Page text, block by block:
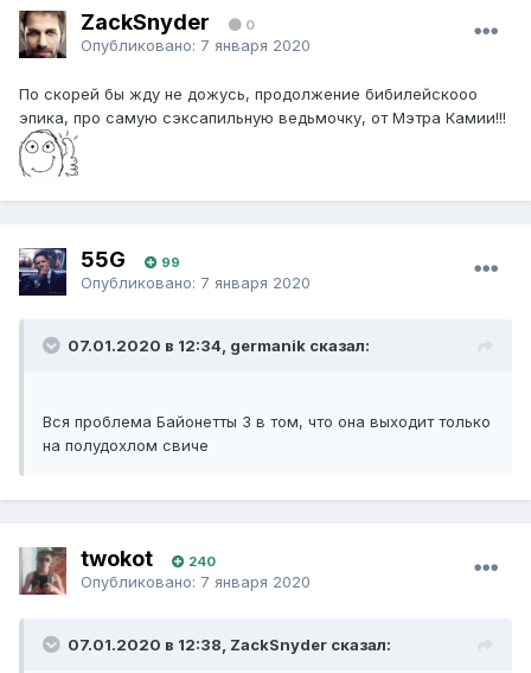
ZackSnyder 0
Опубликовано: 7 января 2020
По скорей бы жду не дожусь, продолжение бибилейскооо
эпика, про самую сэксапильную ведьмочку, от Мэтра Камии!!!
55G 99
Опубликовано: 7 января 2020
07.01.2020 в 12:34, germanik сказал:
Вся проблема Байонетты 3 в том, что она выходит только
на полудохлом свиче
twokot 240
Опубликовано: 7 января 2020
07.01.2020 в 12:38, ZackSnyder сказал: